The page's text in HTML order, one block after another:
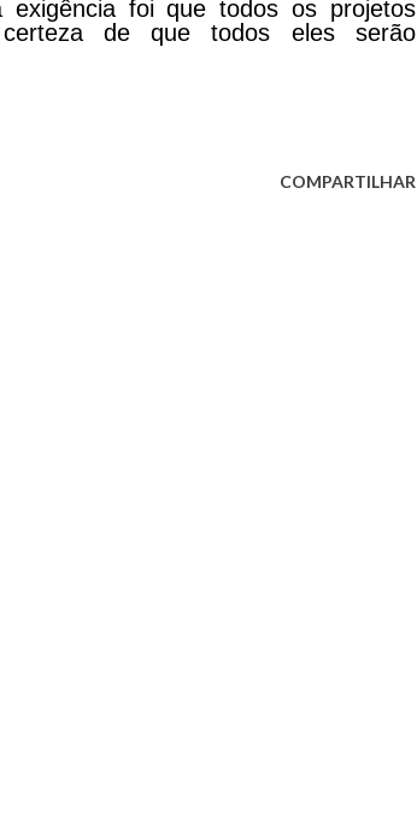
foi que todos os projetos
de que todos eles serão
COMPARTILHAR